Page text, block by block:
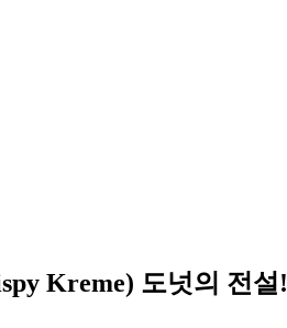
Kreme) 도넛의 전설!